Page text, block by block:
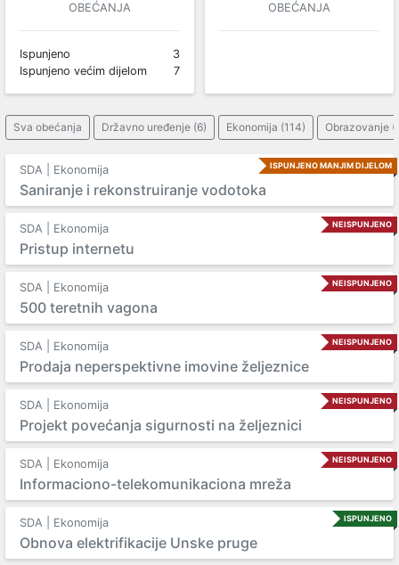
OBEĆANJA
Ispunjeno
3
Ispunjeno većim dijelom
7
OBEĆANJA
Sva obećanja Državno uređenje (6) Ekonomija (114) Obrazovanje
ISPUNJENO MANJIM DIJELOM
SDA | Ekonomija
Saniranje i rekonstruiranje vodotoka
NEISPUNJENO
SDA | Ekonomija
Pristup internetu
NEISPUNJENO
SDA | Ekonomija
500 teretnih vagona
NEISPUNJENO
SDA | Ekonomija
Prodaja neperspektivne imovine željeznice
NEISPUNJENO
SDA | Ekonomija
Projekt povećanja sigurnosti na željeznici
NEISPUNJENO
SDA | Ekonomija
Informaciono-telekomunikaciona mreža
ISPUNJENO
SDA | Ekonomija
Obnova elektrifikacije Unske pruge